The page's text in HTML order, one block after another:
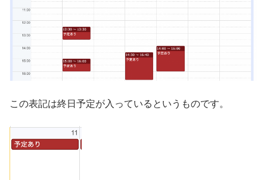
この表記は終日予定が入っているというものです。